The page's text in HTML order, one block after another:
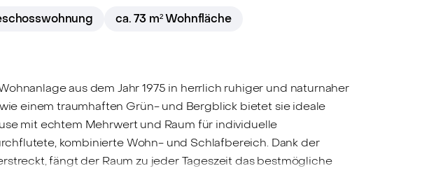
ca. 73 m² Wohnfläche
aus dem Jahr 1975 in herrlich ruhiger und naturnaher
einem traumhaften Grün- und Bergblick bietet sie ideale
mit echtem Mehrwert und Raum für individuelle
kombinierte Wohn- und Schlafbereich. Dank der
fängt der Raum zu jeder Tageszeit das bestmögliche